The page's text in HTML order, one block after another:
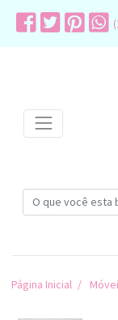
Página Inicial